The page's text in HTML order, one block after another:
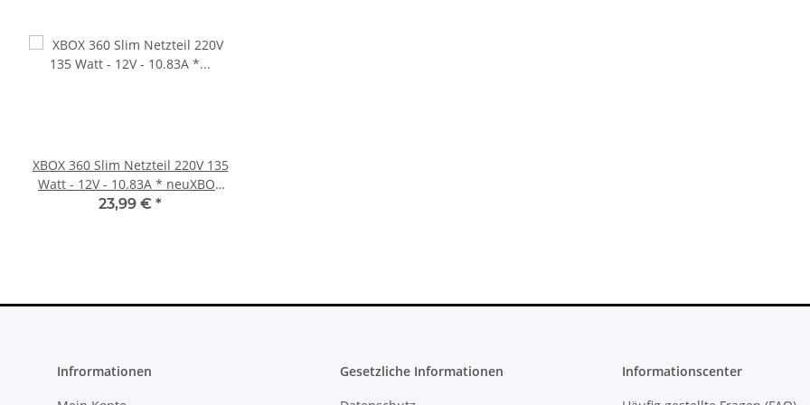
XBOX 360 Slim Netzteil 220V 135
Watt - 12V - 10.83A * neuXBOX
360 Slim Netzteil
23,99 € *
Infrormationen Gesetzliche Informationen Informationscenter